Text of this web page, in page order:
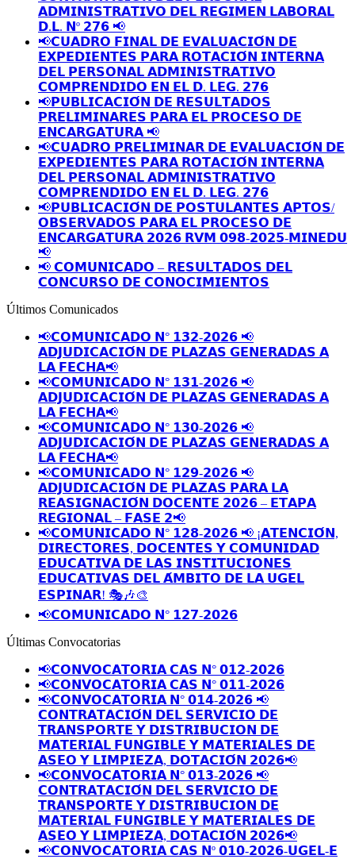
𝗔𝗗𝗠𝗜𝗡𝗜𝗦𝗧𝗥𝗔𝗧𝗜𝗩𝗢 𝗗𝗘𝗟 𝗥𝗘𝗚𝗜𝗠𝗘𝗡 𝗟𝗔𝗕𝗢𝗥𝗔𝗟
𝗗.𝗟. 𝗡º 𝟮𝟳𝟲 📢
📢𝗖𝗨𝗔𝗗𝗥𝗢 𝗙𝗜𝗡𝗔𝗟 𝗗𝗘 𝗘𝗩𝗔𝗟𝗨𝗔𝗖𝗜𝗢́𝗡 𝗗𝗘
𝗘𝗫𝗣𝗘𝗗𝗜𝗘𝗡𝗧𝗘𝗦 𝗣𝗔𝗥𝗔 𝗥𝗢𝗧𝗔𝗖𝗜𝗢́𝗡 𝗜𝗡𝗧𝗘𝗥𝗡𝗔
𝗗𝗘𝗟 𝗣𝗘𝗥𝗦𝗢𝗡𝗔𝗟 𝗔𝗗𝗠𝗜𝗡𝗜𝗦𝗧𝗥𝗔𝗧𝗜𝗩𝗢
𝗖𝗢𝗠𝗣𝗥𝗘𝗡𝗗𝗜𝗗𝗢 𝗘𝗡 𝗘𝗟 𝗗. 𝗟𝗘𝗚. 𝟮𝟳𝟲
📢𝗣𝗨𝗕𝗟𝗜𝗖𝗔𝗖𝗜𝗢́𝗡 𝗗𝗘 𝗥𝗘𝗦𝗨𝗟𝗧𝗔𝗗𝗢𝗦
𝗣𝗥𝗘𝗟𝗜𝗠𝗜𝗡𝗔𝗥𝗘𝗦 𝗣𝗔𝗥𝗔 𝗘𝗟 𝗣𝗥𝗢𝗖𝗘𝗦𝗢 𝗗𝗘
𝗘𝗡𝗖𝗔𝗥𝗚𝗔𝗧𝗨𝗥𝗔 📢
📢𝗖𝗨𝗔𝗗𝗥𝗢 𝗣𝗥𝗘𝗟𝗜𝗠𝗜𝗡𝗔𝗥 𝗗𝗘 𝗘𝗩𝗔𝗟𝗨𝗔𝗖𝗜𝗢́𝗡 𝗗𝗘
𝗘𝗫𝗣𝗘𝗗𝗜𝗘𝗡𝗧𝗘𝗦 𝗣𝗔𝗥𝗔 𝗥𝗢𝗧𝗔𝗖𝗜𝗢́𝗡 𝗜𝗡𝗧𝗘𝗥𝗡𝗔
𝗗𝗘𝗟 𝗣𝗘𝗥𝗦𝗢𝗡𝗔𝗟 𝗔𝗗𝗠𝗜𝗡𝗜𝗦𝗧𝗥𝗔𝗧𝗜𝗩𝗢
𝗖𝗢𝗠𝗣𝗥𝗘𝗡𝗗𝗜𝗗𝗢 𝗘𝗡 𝗘𝗟 𝗗. 𝗟𝗘𝗚. 𝟮𝟳𝟲
📢𝗣𝗨𝗕𝗟𝗜𝗖𝗔𝗖𝗜𝗢́𝗡 𝗗𝗘 𝗣𝗢𝗦𝗧𝗨𝗟𝗔𝗡𝗧𝗘𝗦 𝗔𝗣𝗧𝗢𝗦/
𝗢𝗕𝗦𝗘𝗥𝗩𝗔𝗗𝗢𝗦 𝗣𝗔𝗥𝗔 𝗘𝗟 𝗣𝗥𝗢𝗖𝗘𝗦𝗢 𝗗𝗘
𝗘𝗡𝗖𝗔𝗥𝗚𝗔𝗧𝗨𝗥𝗔 𝟮𝟬𝟮𝟲 𝗥𝗩𝗠 𝟬𝟵𝟴-𝟮𝟬𝟮𝟱-𝗠𝗜𝗡𝗘𝗗𝗨
📢
📢 𝗖𝗢𝗠𝗨𝗡𝗜𝗖𝗔𝗗𝗢 – 𝗥𝗘𝗦𝗨𝗟𝗧𝗔𝗗𝗢𝗦 𝗗𝗘𝗟
𝗖𝗢𝗡𝗖𝗨𝗥𝗦𝗢 𝗗𝗘 𝗖𝗢𝗡𝗢𝗖𝗜𝗠𝗜𝗘𝗡𝗧𝗢𝗦
Últimos Comunicados
📢𝗖𝗢𝗠𝗨𝗡𝗜𝗖𝗔𝗗𝗢 𝗡° 𝟭𝟯𝟮-𝟮𝟬𝟮𝟲 📢
𝗔𝗗𝗝𝗨𝗗𝗜𝗖𝗔𝗖𝗜𝗢́𝗡 𝗗𝗘 𝗣𝗟𝗔𝗭𝗔𝗦 𝗚𝗘𝗡𝗘𝗥𝗔𝗗𝗔𝗦 𝗔
𝗟𝗔 𝗙𝗘𝗖𝗛𝗔📢
📢𝗖𝗢𝗠𝗨𝗡𝗜𝗖𝗔𝗗𝗢 𝗡° 𝟭𝟯𝟭-𝟮𝟬𝟮𝟲 📢
𝗔𝗗𝗝𝗨𝗗𝗜𝗖𝗔𝗖𝗜𝗢́𝗡 𝗗𝗘 𝗣𝗟𝗔𝗭𝗔𝗦 𝗚𝗘𝗡𝗘𝗥𝗔𝗗𝗔𝗦 𝗔
𝗟𝗔 𝗙𝗘𝗖𝗛𝗔📢
📢𝗖𝗢𝗠𝗨𝗡𝗜𝗖𝗔𝗗𝗢 𝗡° 𝟭𝟯𝟬-𝟮𝟬𝟮𝟲 📢
𝗔𝗗𝗝𝗨𝗗𝗜𝗖𝗔𝗖𝗜𝗢́𝗡 𝗗𝗘 𝗣𝗟𝗔𝗭𝗔𝗦 𝗚𝗘𝗡𝗘𝗥𝗔𝗗𝗔𝗦 𝗔
𝗟𝗔 𝗙𝗘𝗖𝗛𝗔📢
📢𝗖𝗢𝗠𝗨𝗡𝗜𝗖𝗔𝗗𝗢 𝗡° 𝟭𝟮𝟵-𝟮𝟬𝟮𝟲 📢
𝗔𝗗𝗝𝗨𝗗𝗜𝗖𝗔𝗖𝗜𝗢́𝗡 𝗗𝗘 𝗣𝗟𝗔𝗭𝗔𝗦 𝗣𝗔𝗥𝗔 𝗟𝗔
𝗥𝗘𝗔𝗦𝗜𝗚𝗡𝗔𝗖𝗜𝗢́𝗡 𝗗𝗢𝗖𝗘𝗡𝗧𝗘 𝟮𝟬𝟮𝟲 – 𝗘𝗧𝗔𝗣𝗔
𝗥𝗘𝗚𝗜𝗢𝗡𝗔𝗟 – 𝗙𝗔𝗦𝗘 𝟮📢
📢𝗖𝗢𝗠𝗨𝗡𝗜𝗖𝗔𝗗𝗢 𝗡° 𝟭𝟮𝟴-𝟮𝟬𝟮𝟲 📢 ¡𝗔𝗧𝗘𝗡𝗖𝗜𝗢́𝗡,
𝗗𝗜𝗥𝗘𝗖𝗧𝗢𝗥𝗘𝗦, 𝗗𝗢𝗖𝗘𝗡𝗧𝗘𝗦 𝗬 𝗖𝗢𝗠𝗨𝗡𝗜𝗗𝗔𝗗
𝗘𝗗𝗨𝗖𝗔𝗧𝗜𝗩𝗔 𝗗𝗘 𝗟𝗔𝗦 𝗜𝗡𝗦𝗧𝗜𝗧𝗨𝗖𝗜𝗢𝗡𝗘𝗦
𝗘𝗗𝗨𝗖𝗔𝗧𝗜𝗩𝗔𝗦 𝗗𝗘𝗟 𝗔́𝗠𝗕𝗜𝗧𝗢 𝗗𝗘 𝗟𝗔 𝗨𝗚𝗘𝗟
𝗘𝗦𝗣𝗜𝗡𝗔𝗥! 🎭🎶🎨
📢𝗖𝗢𝗠𝗨𝗡𝗜𝗖𝗔𝗗𝗢 𝗡° 𝟭𝟮𝟳-𝟮𝟬𝟮𝟲
Últimas Convocatorias
📢𝗖𝗢𝗡𝗩𝗢𝗖𝗔𝗧𝗢𝗥𝗜𝗔 𝗖𝗔𝗦 𝗡° 𝟬𝟭𝟮-𝟮𝟬𝟮𝟲
📢𝗖𝗢𝗡𝗩𝗢𝗖𝗔𝗧𝗢𝗥𝗜𝗔 𝗖𝗔𝗦 𝗡° 𝟬𝟭𝟭-𝟮𝟬𝟮𝟲
📢𝗖𝗢𝗡𝗩𝗢𝗖𝗔𝗧𝗢𝗥𝗜𝗔 𝗡° 𝟬𝟭𝟰-𝟮𝟬𝟮𝟲 📢
𝗖𝗢𝗡𝗧𝗥𝗔𝗧𝗔𝗖𝗜𝗢́𝗡 𝗗𝗘𝗟 𝗦𝗘𝗥𝗩𝗜𝗖𝗜𝗢 𝗗𝗘
𝗧𝗥𝗔𝗡𝗦𝗣𝗢𝗥𝗧𝗘 𝗬 𝗗𝗜𝗦𝗧𝗥𝗜𝗕𝗨𝗖𝗜𝗢𝗡 𝗗𝗘
𝗠𝗔𝗧𝗘𝗥𝗜𝗔𝗟 𝗙𝗨𝗡𝗚𝗜𝗕𝗟𝗘 𝗬 𝗠𝗔𝗧𝗘𝗥𝗜𝗔𝗟𝗘𝗦 𝗗𝗘
𝗔𝗦𝗘𝗢 𝗬 𝗟𝗜𝗠𝗣𝗜𝗘𝗭𝗔, 𝗗𝗢𝗧𝗔𝗖𝗜𝗢́𝗡 𝟮𝟬𝟮𝟲📢
📢𝗖𝗢𝗡𝗩𝗢𝗖𝗔𝗧𝗢𝗥𝗜𝗔 𝗡° 𝟬𝟭𝟯-𝟮𝟬𝟮𝟲 📢
𝗖𝗢𝗡𝗧𝗥𝗔𝗧𝗔𝗖𝗜𝗢́𝗡 𝗗𝗘𝗟 𝗦𝗘𝗥𝗩𝗜𝗖𝗜𝗢 𝗗𝗘
𝗧𝗥𝗔𝗡𝗦𝗣𝗢𝗥𝗧𝗘 𝗬 𝗗𝗜𝗦𝗧𝗥𝗜𝗕𝗨𝗖𝗜𝗢𝗡 𝗗𝗘
𝗠𝗔𝗧𝗘𝗥𝗜𝗔𝗟 𝗙𝗨𝗡𝗚𝗜𝗕𝗟𝗘 𝗬 𝗠𝗔𝗧𝗘𝗥𝗜𝗔𝗟𝗘𝗦 𝗗𝗘
𝗔𝗦𝗘𝗢 𝗬 𝗟𝗜𝗠𝗣𝗜𝗘𝗭𝗔, 𝗗𝗢𝗧𝗔𝗖𝗜𝗢́𝗡 𝟮𝟬𝟮𝟲📢
📢𝗖𝗢𝗡𝗩𝗢𝗖𝗔𝗧𝗢𝗥𝗜𝗔 𝗖𝗔𝗦 𝗡º 𝟬𝟭𝟬-𝟮𝟬𝟮𝟲-𝗨𝗚𝗘𝗟-𝗘